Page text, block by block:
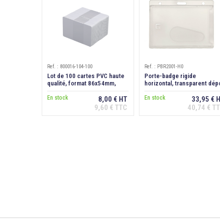
Ref. : 800016-104-100
Lot de 100 cartes PVC haute
qualité, format 86x54mm,
En stock
8,00 € HT
9,60 € TTC
Ajouter au
Ref. : PBR2001-H0
Porte-badge rigide
horizontal, transparent
En stock
33,95 €
40,74 €
Ajouter au